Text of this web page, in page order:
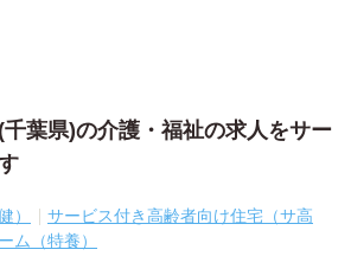
葉県)の介護・福祉の求人をサー
）
サービス付き高齢者向け住宅（サ高
ム（特養）